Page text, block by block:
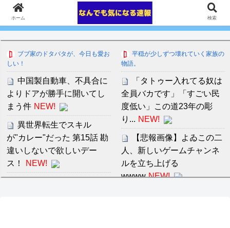
ブブ家のドタバタが、今日も愛お
しい！
中国製自動車、不具合に
よりドアが勝手に開いてし
まう件 NEW!
異世界転生でスキル
が"カレー"だった 第15話 勘
違いしないで欲しいデー
ス！
NEW!
平穏が少しずつ壊れていく家族の
物語。
「タトゥー入れてる奴は
全員バカです」「すごい民
度低い」この道23年の彫
り... NEW!
【悲報画像】よゐこの二
人、新しいゲームチャンネ
ルを立ち上げる
wwww NEW!
ホーム 検索